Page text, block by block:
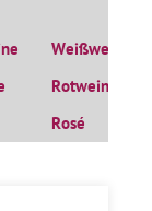
Weißweine
Rotweine
Rosé